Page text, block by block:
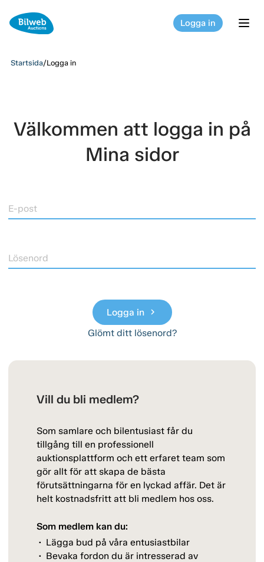
Logga in
Startsida/Logga in
Välkommen att logga in på
Mina sidor
E-post
Lösenord
Logga in chevron_right
Glömt ditt lösenord?
Vill du bli medlem?
Som samlare och bilentusiast får du
tillgång till en professionell
auktionsplattform och ett erfaret team som
gör allt för att skapa de bästa
förutsättningarna för en lyckad affär. Det är
helt kostnadsfritt att bli medlem hos oss.
Som medlem kan du:
Lägga bud på våra entusiastbilar
Bevaka fordon du är intresserad av